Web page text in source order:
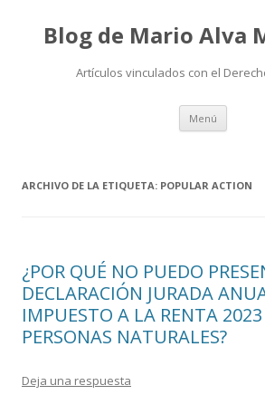
Blog de Mario Alva
Artículos vinculados con el
Menú Ir
ARCHIVO DE LA ETIQUETA: POPULAR ACTION
¿POR QUÉ NO PUEDO
DECLARACIÓN JURADA
IMPUESTO A LA RENTA 2023
PERSONAS NATURALES?
Deja una respuesta